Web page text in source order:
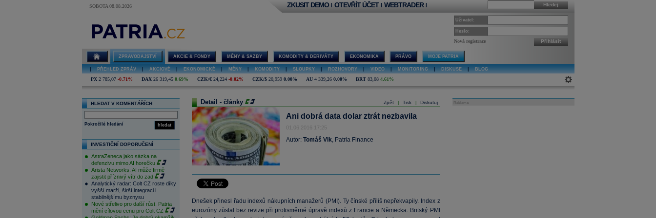
SOBOTA 08.08.2026 Hledej
ZKUSIT DEMO | OTEVŘÍT ÚČET | WEBTRADER |
Uživatel:
Heslo:
Nová registrace Přihlásit
ZPRAVODAJSTVÍ AKCIE & FONDY MĚNY & SAZBY KOMODITY & DERIVÁTY EKONOMIKA PRÁVO MOJE PATRIA
PŘEHLED ZPRÁV AKCIOVÉ EKONOMICKÉ MĚNY KOMODITY SLOUPKY ROZHOVORY VIDEO MONITORING DISKUSE BLOG
PX 2 785,07 -0,71% DAX 26 319,45 0,69% CZK/€ 24,224 -0,02% CZK/$ 20,959 0,00% AU 4 339,26 0,00% BRT 83,08 4,61%
HLEDAT V KOMENTÁŘÍCH
hledat
Pokročilé hledání
INVESTIČNÍ DOPORUČENÍ
AstraZeneca jako sázka na
defenzivu mimo AI horečku
Arista Networks: AI může firmě
zajistit příznivý vítr do zad
Analytický radar: Colt CZ roste díky
vyšší marži, širší integraci i
stabilnějšímu byznysu
Nové střelivo pro další růst. Patria
mění cílovou cenu pro Colt CZ
Zpět Tisk Diskutuj
Detail - články
Ani dobrá data dolar ztrát nezbavila
01.06.2016 17:25
Autor: Tomáš Vlk, Patria Finance
Dnešek přinesl řadu indexů nákupních manažerů (PMI). Ty čínské příliš nepřekvapily. Index z
eurozóny zůstal bez revize při protisměrné úpravě indexů z Francie a Německa. Britský PMI
Reklama